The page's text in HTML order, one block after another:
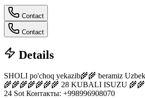
Contact
Contact
Details
SHOLI po'choq yekazib🌾🌾 beramiz
🌾🌾🌾🌾🌾🌾🌾 28 KUBALI ISUZU
24 Sot Контакты: +998996908070